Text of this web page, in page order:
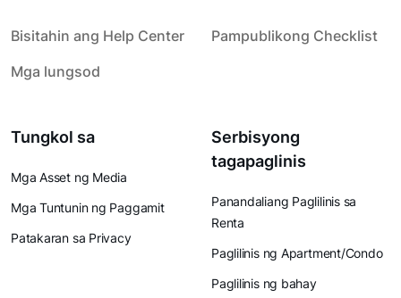
Bisitahin ang Help Center
Pampublikong Checklist
Mga lungsod
Tungkol sa
Mga Asset ng Media
Mga Tuntunin ng Paggamit
Patakaran sa Privacy
Serbisyong
tagapaglinis
Panandaliang Paglilinis sa
Renta
Paglilinis ng Apartment/Condo
Paglilinis ng bahay